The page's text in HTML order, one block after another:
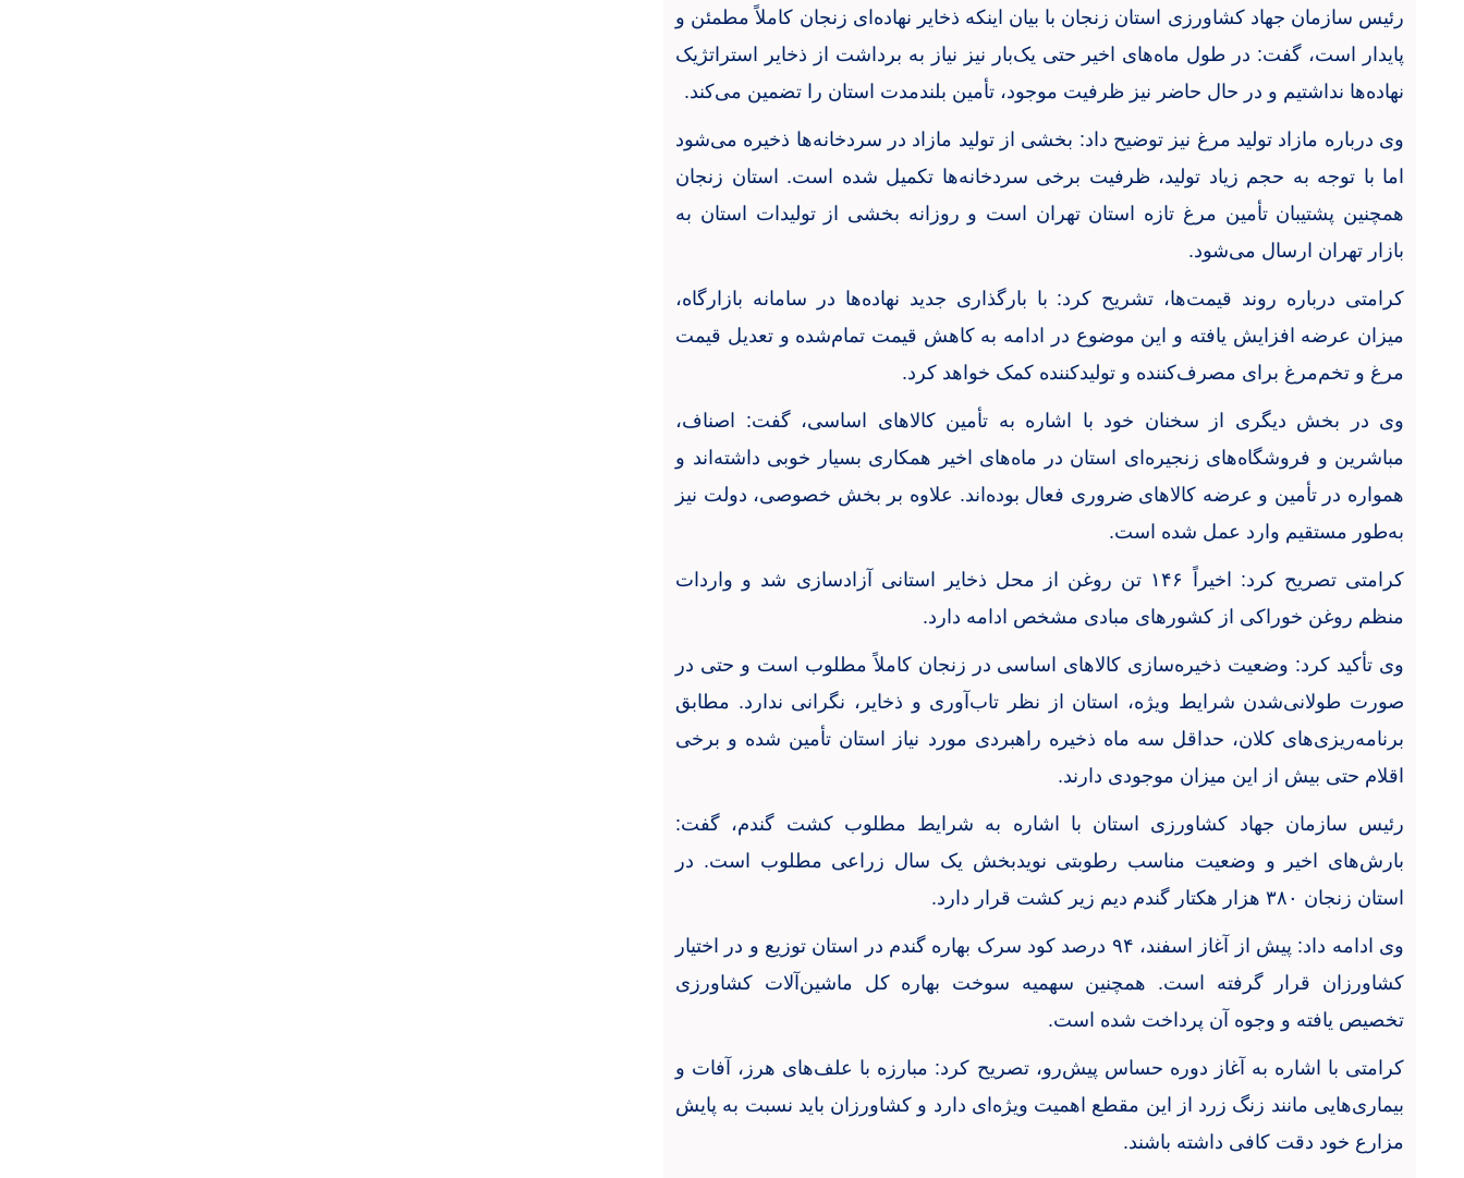
رئیس سازمان جهاد کشاورزی استان زنجان با بیان اینکه ذخایر نهاده‌ای زنجان کاملاً مطمئن و
پایدار است، گفت: در طول ماه‌های اخیر حتی یک‌بار نیز نیاز به برداشت از ذخایر استراتژیک
نهاده‌ها نداشتیم و در حال حاضر نیز ظرفیت موجود، تأمین بلندمدت استان را تضمین می‌کند.
وی درباره مازاد تولید مرغ نیز توضیح داد: بخشی از تولید مازاد در سردخانه‌ها ذخیره می‌شود
اما با توجه به حجم زیاد تولید، ظرفیت برخی سردخانه‌ها تکمیل شده است. استان زنجان
همچنین پشتیبان تأمین مرغ تازه استان تهران است و روزانه بخشی از تولیدات استان به
بازار تهران ارسال می‌شود.
کرامتی درباره روند قیمت‌ها، تشریح کرد: با بارگذاری جدید نهاده‌ها در سامانه بازارگاه،
میزان عرضه افزایش یافته و این موضوع در ادامه به کاهش قیمت تمام‌شده و تعدیل قیمت
مرغ و تخم‌مرغ برای مصرف‌کننده و تولیدکننده کمک خواهد کرد.
وی در بخش دیگری از سخنان خود با اشاره به تأمین کالاهای اساسی، گفت: اصناف،
مباشرین و فروشگاه‌های زنجیره‌ای استان در ماه‌های اخیر همکاری بسیار خوبی داشته‌اند و
همواره در تأمین و عرضه کالاهای ضروری فعال بوده‌اند. علاوه بر بخش خصوصی، دولت نیز
به‌طور مستقیم وارد عمل شده است.
کرامتی تصریح کرد: اخیراً ۱۴۶ تن روغن از محل ذخایر استانی آزادسازی شد و واردات
منظم روغن خوراکی از کشورهای مبادی مشخص ادامه دارد.
وی تأکید کرد: وضعیت ذخیره‌سازی کالاهای اساسی در زنجان کاملاً مطلوب است و حتی در
صورت طولانی‌شدن شرایط ویژه، استان از نظر تاب‌آوری و ذخایر، نگرانی ندارد. مطابق
برنامه‌ریزی‌های کلان، حداقل سه ماه ذخیره راهبردی مورد نیاز استان تأمین شده و برخی
اقلام حتی بیش از این میزان موجودی دارند.
رئیس سازمان جهاد کشاورزی استان با اشاره به شرایط مطلوب کشت گندم، گفت:
بارش‌های اخیر و وضعیت مناسب رطوبتی نویدبخش یک سال زراعی مطلوب است. در
استان زنجان ۳۸۰ هزار هکتار گندم دیم زیر کشت قرار دارد.
وی ادامه داد: پیش از آغاز اسفند، ۹۴ درصد کود سرک بهاره گندم در استان توزیع و در اختیار
کشاورزان قرار گرفته است. همچنین سهمیه سوخت بهاره کل ماشین‌آلات کشاورزی
تخصیص یافته و وجوه آن پرداخت شده است.
کرامتی با اشاره به آغاز دوره حساس پیش‌رو، تصریح کرد: مبارزه با علف‌های هرز، آفات و
بیماری‌هایی مانند زنگ زرد از این مقطع اهمیت ویژه‌ای دارد و کشاورزان باید نسبت به پایش
مزارع خود دقت کافی داشته باشند.